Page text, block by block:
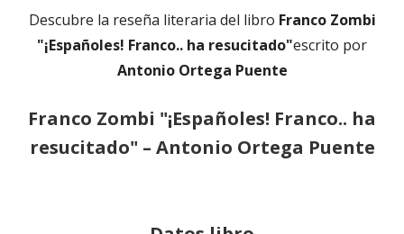
Descubre la reseña literaria del libro Franco Zombi
"¡Españoles! Franco.. ha resucitado"escrito por
Antonio Ortega Puente
Franco Zombi "¡Españoles! Franco.. ha
resucitado" – Antonio Ortega Puente